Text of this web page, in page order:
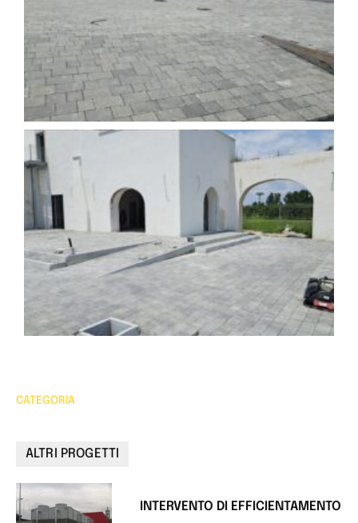
CATEGORIA
ALTRI PROGETTI
INTERVENTO DI EFFICIENTAMENTO